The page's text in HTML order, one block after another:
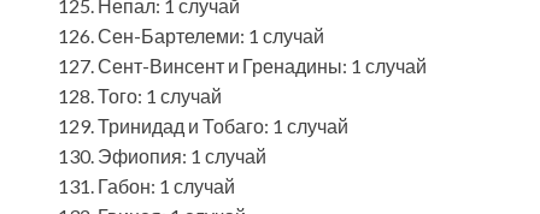
Непал: 1 случай
Сен-Бартелеми: 1 случай
Сент-Винсент и Гренадины: 1 случай
Того: 1 случай
Тринидад и Тобаго: 1 случай
Эфиопия: 1 случай
Габон: 1 случай